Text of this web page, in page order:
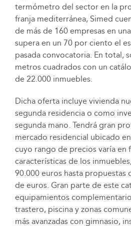
termómetro del sector en la
franja mediterránea, Simed
de más de 160 empresas en
supera en un 70 por ciento el
pasada convocatoria. En total,
metros cuadrados con un
de 22.000 inmuebles.
Dicha oferta incluye vivienda
segunda residencia o como
segunda mano. Tendrá gran
mercado residencial ubicado
cuyo rango de precios varía en
características de los
90.000 euros hasta propuestas
de euros. Gran parte de este
equipamientos
trastero, piscina y zonas
más avanzadas con gimnasio,